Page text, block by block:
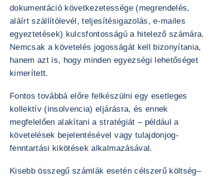
dokumentáció következetessége (megrendelés,
aláírt szállítólevél, teljesítésigazolás, e-mailes
egyeztetések) kulcsfontosságú a hitelező számára.
Nemcsak a követelés jogosságát kell bizonyítania,
hanem azt is, hogy minden egyezségi lehetőséget
kimerített.
Fontos továbbá előre felkészülni egy esetleges
kollektív (insolvencia) eljárásra, és ennek
megfelelően alakítani a stratégiát – például a
követelések bejelentésével vagy tulajdonjog-
fenntartási kikötések alkalmazásával.
Kisebb összegű számlák esetén célszerű költség–